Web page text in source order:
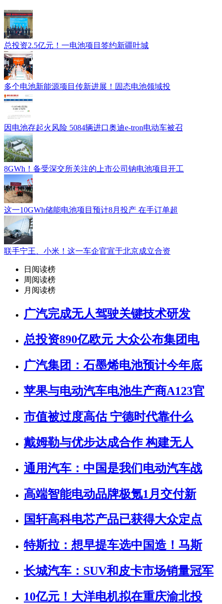
总投资2.5亿元！一电池项目签约新疆叶城
多个电池新能源项目传新进展！固态电池领域投
因电池存起火风险 5084辆进口奥迪e-tron电动车被召
8GWh！备受深交所关注的上市公司钠电池项目开工
这一10GWh储能电池项目预计8月投产 在手订单超
联手宁王、小米！这一车企官宣于北京成立合资
日阅读榜
周阅读榜
月阅读榜
广汽完成无人驾驶关键技术研发
总投资890亿欧元 大众公布集团电
广汽集团：石墨烯电池预计今年底
苹果与电动汽车电池生产商A123官
市值被过度高估 宁德时代靠什么
戴姆勒与优步达成合作 构建无人
通用汽车：中国是我们电动汽车战
高端智能电动品牌极氪1月交付新
国轩高科电芯产品已获得大众定点
特斯拉：想早提车选中国造！马斯
长城汽车：SUV和皮卡市场销量冠军
10亿元！大洋电机拟在重庆渝北投